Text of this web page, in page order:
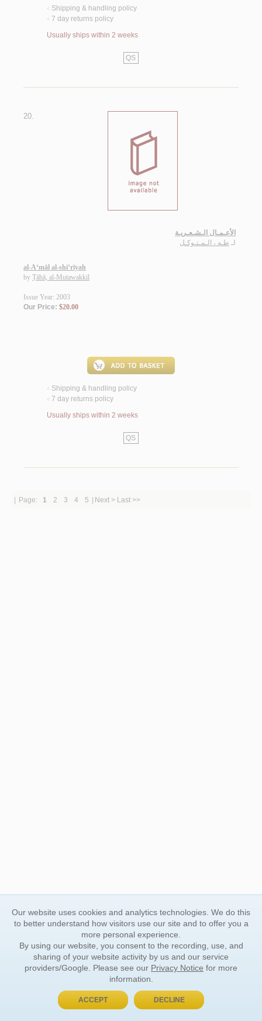
< Shipping & handling policy
< 7 day returns policy
Usually ships within 2 weeks
QS
20.
الأعـمـال الـشـعـريـة
لـ طـه ، الـمـتـوكـل
al-A‘māl al-shi‘rīyah
by Ṭāhā, al-Mutawakkil
Issue Year: 2003
Our Price: $20.00
< Shipping & handling policy
< 7 day returns policy
Usually ships within 2 weeks
QS
Page: 1 2 3 4 5 Next > Last >>
Our website uses cookies and analytics technologies. We do this
to better understand how visitors use our site and to offer you a
more personal experience.
By using our website, you consent to the recording, use, and
sharing of your website activity by us and our service
providers/Google. Please see our Privacy Notice for more
information.
ACCEPT DECLINE